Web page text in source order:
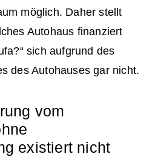
möglich. Daher stellt
Autohaus finanziert
sich aufgrund des
des Autohauses gar nicht.
vom
existiert nicht